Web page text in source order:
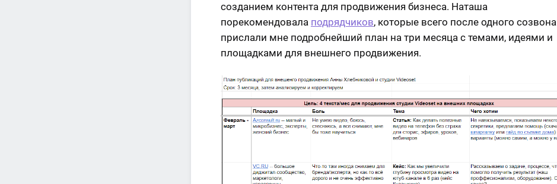
созданием контента для продвижения бизнеса. Наташа
порекомендовала подрядчиков, которые всего после одного созвона
прислали мне подробнейший план на три месяца с темами, идеями и
площадками для внешнего продвижения.